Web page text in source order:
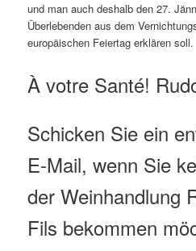
und man auch deshalb den 27.
Überlebenden aus dem
europäischen Feiertag erklären soll.
À votre Santé!
Schicken Sie ein
E-Mail, wenn Sie
der Weinhandlung
Fils bekommen